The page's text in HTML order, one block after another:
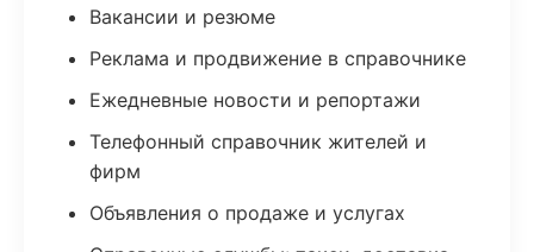
Вакансии и резюме
Реклама и продвижение в справочнике
Ежедневные новости и репортажи
Телефонный справочник жителей и
фирм
Объявления о продаже и услугах